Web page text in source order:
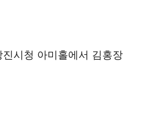
시청 아미홀에서 김홍장